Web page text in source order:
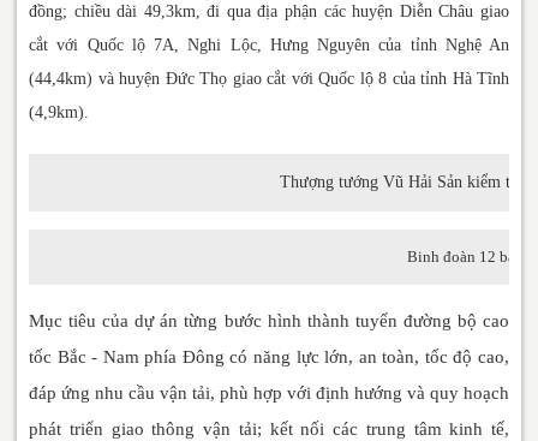
đồng; chiều dài 49,3km, đi qua địa phận các huyện Diễn Châu giao
cắt với Quốc lộ 7A, Nghi Lộc, Hưng Nguyên của tỉnh Nghệ An
(44,4km) và huyện Đức Thọ giao cắt với Quốc lộ 8 của tỉnh Hà Tĩnh
(4,9km).
Thượng tướng Vũ Hải Sản kiểm tra
Binh đoàn 12 báo
Mục tiêu của dự án từng bước hình thành tuyến đường bộ cao
tốc Bắc - Nam phía Đông có năng lực lớn, an toàn, tốc độ cao,
đáp ứng nhu cầu vận tải, phù hợp với định hướng và quy hoạch
phát triển giao thông vận tải; kết nối các trung tâm kinh tế,